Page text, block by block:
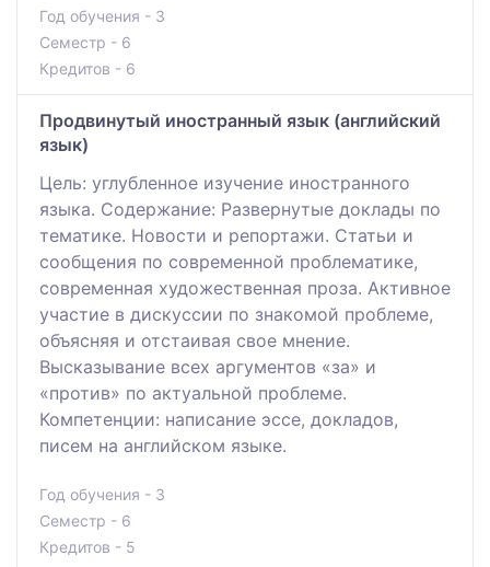
Год обучения - 3
Семестр - 6
Кредитов - 6
Продвинутый иностранный язык (английский
язык)
Цель: углубленное изучение иностранного
языка. Содержание: Развернутые доклады по
тематике. Новости и репортажи. Статьи и
сообщения по современной проблематике,
современная художественная проза. Активное
участие в дискуссии по знакомой проблеме,
объясняя и отстаивая свое мнение.
Высказывание всех аргументов «за» и
«против» по актуальной проблеме.
Компетенции: написание эссе, докладов,
писем на английском языке.
Год обучения - 3
Семестр - 6
Кредитов - 5